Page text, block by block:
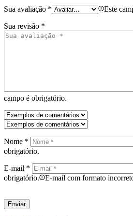
Sua avaliação * Este
Sua revisão *
campo é obrigatório.
Nome *
obrigatório.
E-mail *
obrigatório.
E-mail com formato